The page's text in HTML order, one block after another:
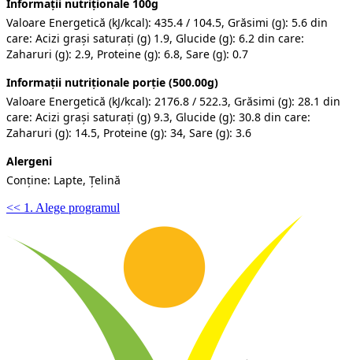
Informații nutriționale 100g
Valoare Energetică (kJ/kcal): 435.4 / 104.5, Grăsimi (g): 5.6 din
care: Acizi grași saturați (g) 1.9, Glucide (g): 6.2 din care:
Zaharuri (g): 2.9, Proteine (g): 6.8, Sare (g): 0.7
Informații nutriționale porție (500.00g)
Valoare Energetică (kJ/kcal): 2176.8 / 522.3, Grăsimi (g): 28.1 din
care: Acizi grași saturați (g) 9.3, Glucide (g): 30.8 din care:
Zaharuri (g): 14.5, Proteine (g): 34, Sare (g): 3.6
Alergeni
Conține: Lapte, Țelină
<< 1. Alege programul